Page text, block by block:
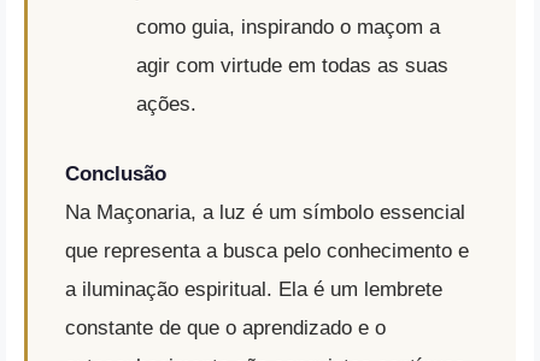
como guia, inspirando o maçom a
agir com virtude em todas as suas
ações.
Conclusão
Na Maçonaria, a luz é um símbolo essencial
que representa a busca pelo conhecimento e
a iluminação espiritual. Ela é um lembrete
constante de que o aprendizado e o